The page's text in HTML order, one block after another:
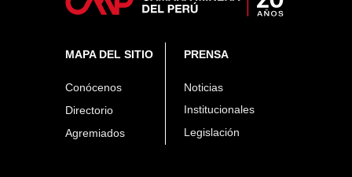
MAPA DEL SITIO
Conócenos
Directorio
Agremiados
PRENSA
Noticias
Institucionales
Legislación